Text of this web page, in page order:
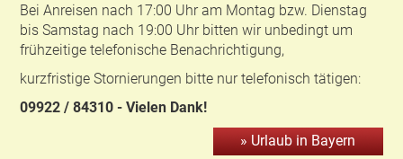
Bei Anreisen nach 17:00 Uhr am Montag bzw. Dienstag
bis Samstag nach 19:00 Uhr bitten wir unbedingt um
frühzeitige telefonische Benachrichtigung,
kurzfristige Stornierungen bitte nur telefonisch tätigen:
09922 / 84310 - Vielen Dank!
» Urlaub in Bayern